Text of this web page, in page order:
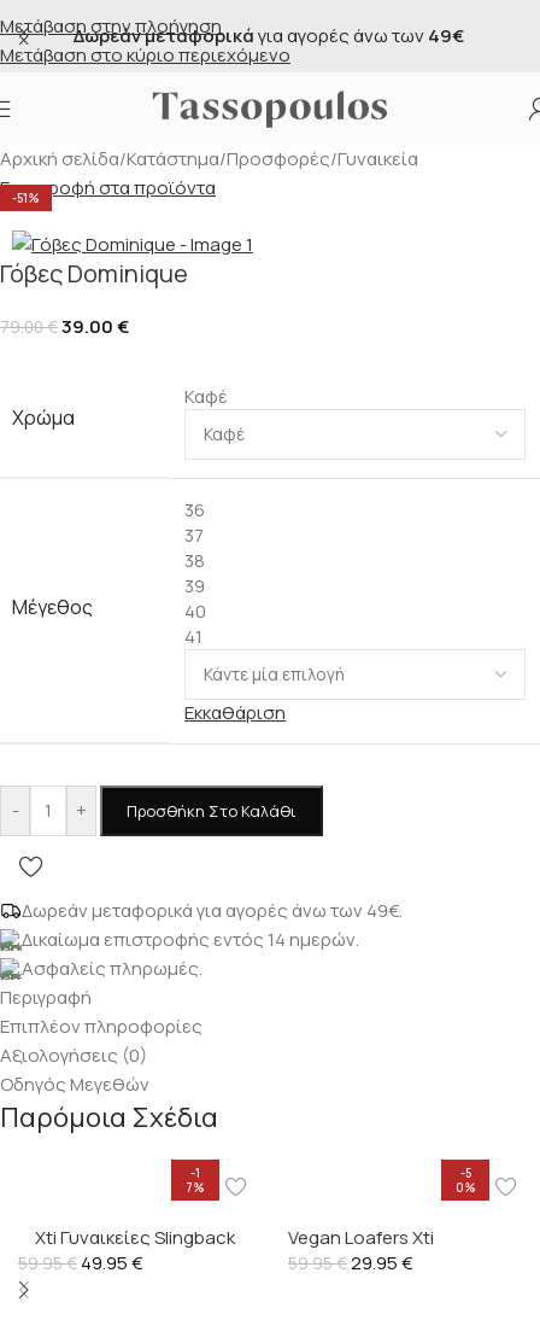
Μετάβαση στην πλοήγηση
Μετάβαση στο κύριο περιεχόμενο
άνω των49€ Δωρεάν αντικαταβολή
Αρχική σελίδα/Κατάστημα/Προσφορές/Γυναικεία
Επιστροφή στα προϊόντα
-51%
Γόβες Dominique
79.00€39.00€
Χρώμα
Καφέ
Μέγεθος
36
37
38
39
40
41
Εκκαθάριση
- + Προσθήκη Στο Καλάθι
Δωρεάν μεταφορικά για αγορές άνω των 49€.
Δικαίωμα επιστροφής εντός 14 ημερών.
Ασφαλείς πληρωμές.
Περιγραφή
Επιπλέον πληροφορίες
Αξιολογήσεις (0)
Οδηγός Μεγεθών
Παρόμοια Σχέδια
-1
7%
Xti Γυναικείες Slingback
Pumps Vegan – 145301
59.95€ 49.95€
-5
0%
Vegan Loafers Xti
59.95€29.95€